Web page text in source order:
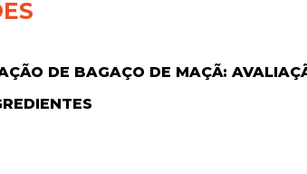
DE BAGAÇO DE MAÇÃ: